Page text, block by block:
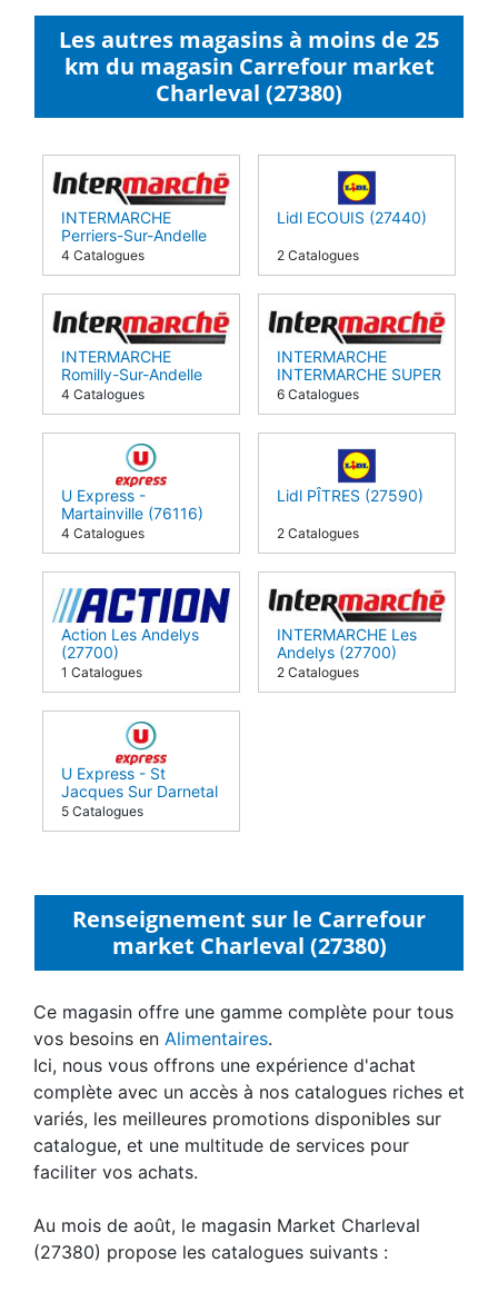
Les autres magasins à moins de 25
km du magasin Carrefour market
Charleval (27380)
INTERMARCHE
Perriers-Sur-Andelle
(27910)
4 Catalogues
Lidl ECOUIS (27440)
2 Catalogues
INTERMARCHE
Romilly-Sur-Andelle
(27610)
4 Catalogues
INTERMARCHE
INTERMARCHE SUPER
Boos (76520)
6 Catalogues
U Express -
Martainville (76116)
4 Catalogues
Lidl PÎTRES (27590)
2 Catalogues
Action Les Andelys
(27700)
1 Catalogues
INTERMARCHE Les
Andelys (27700)
2 Catalogues
U Express - St
Jacques Sur Darnetal
(76160)
5 Catalogues
Renseignement sur le Carrefour
market Charleval (27380)
Ce magasin offre une gamme complète pour tous
vos besoins en Alimentaires.
Ici, nous vous offrons une expérience d'achat
complète avec un accès à nos catalogues riches et
variés, les meilleures promotions disponibles sur
catalogue, et une multitude de services pour
faciliter vos achats.
Au mois de août, le magasin Market Charleval
(27380) propose les catalogues suivants :